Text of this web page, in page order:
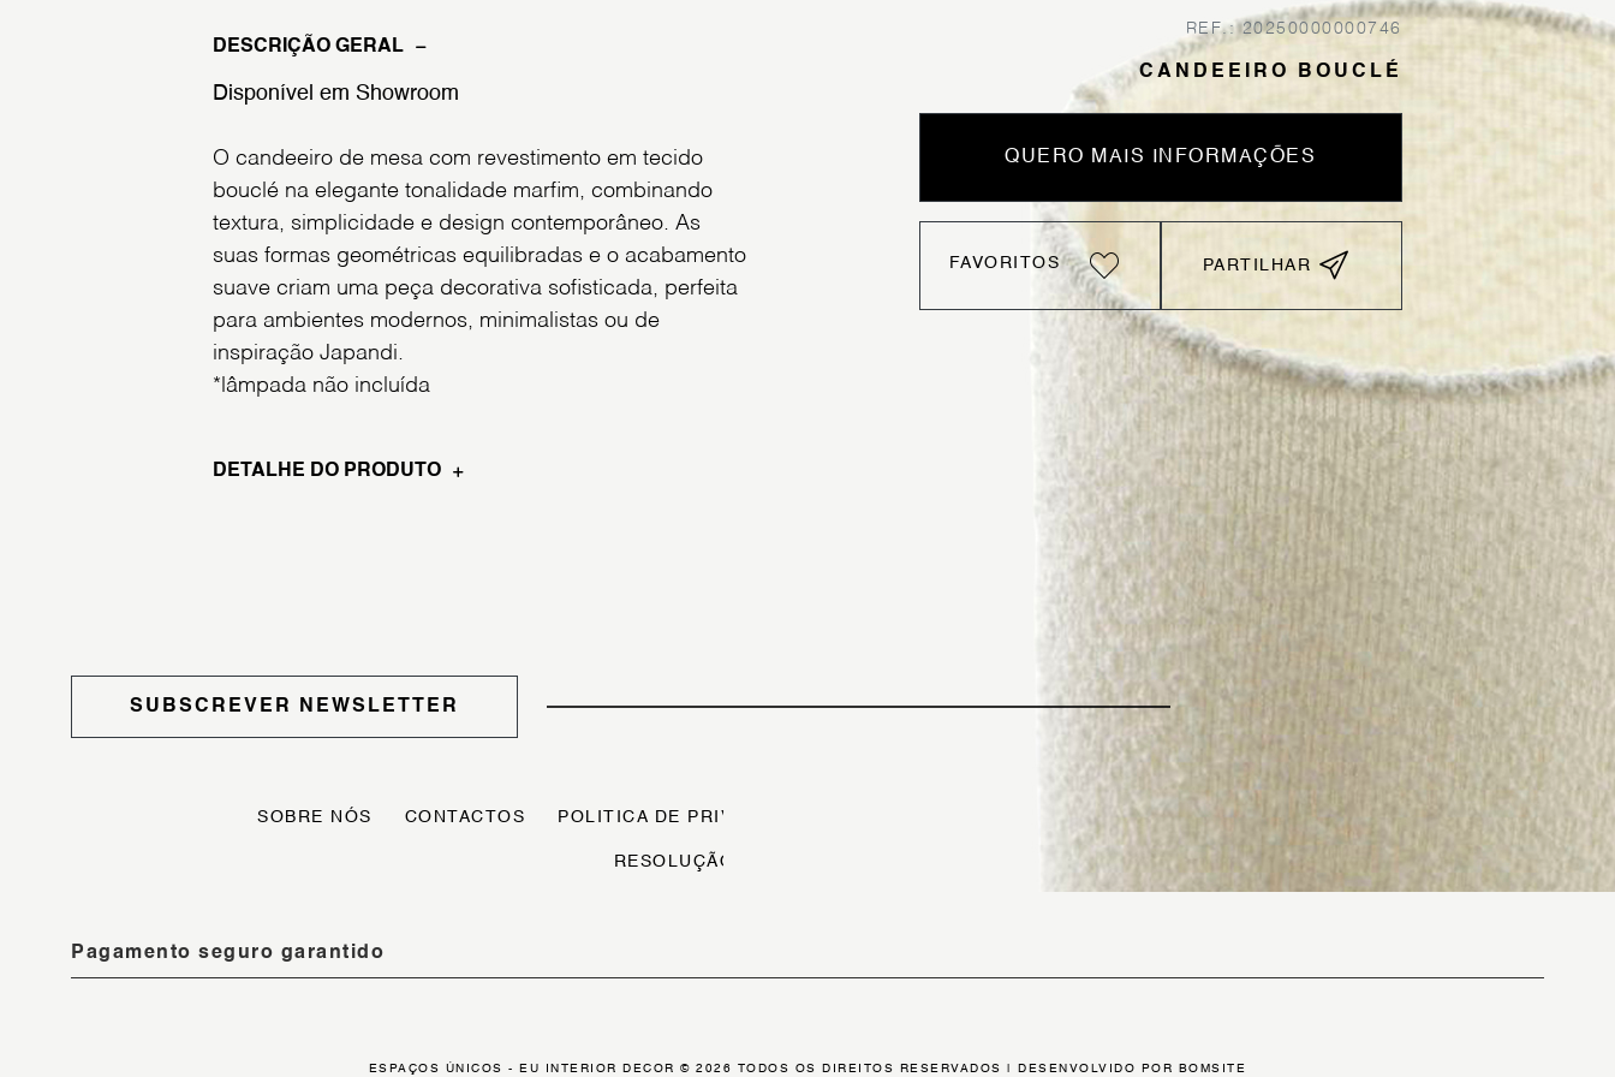
DESCRIÇÃO GERAL
Disponível em Showroom
O candeeiro de mesa com revestimento em tecido
bouclé na elegante tonalidade marfim, combinando
textura, simplicidade e design contemporâneo. As
suas formas geométricas equilibradas e o acabamento
suave criam uma peça decorativa sofisticada, perfeita
para ambientes modernos, minimalistas ou de
inspiração Japandi.
*lâmpada não incluída
DETALHE DO PRODUTO
REF.: 20250000000746
CANDEEIRO BOUCLÉ
QUERO MAIS INFORMAÇÕES
FAVORITOS PARTILHAR
SUBSCREVER NEWSLETTER
SOBRE NÓS CONTACTOS POLITICA DE PRIVACIDADE LIVRO DE RECLAMAÇÕES
RESOLUÇÃO ALTERNATIVA DE LITÍGIOS
Pagamento seguro garantido
ESPAÇOS ÚNICOS - EU INTERIOR DECOR © 2026 TODOS OS DIREITOS RESERVADOS | DESENVOLVIDO POR BOMSITE